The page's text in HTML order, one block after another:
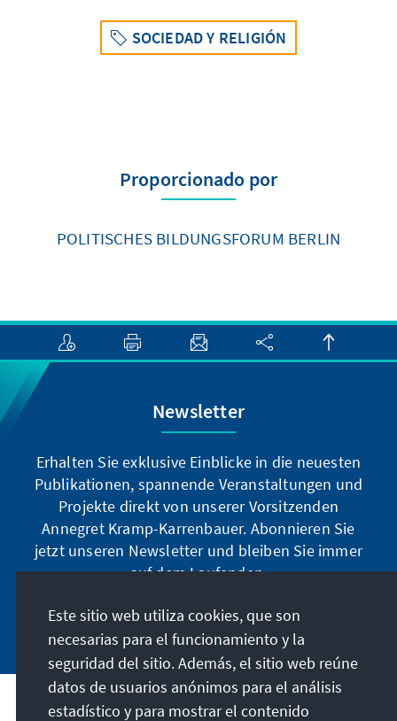
SOCIEDAD Y RELIGIÓN
Proporcionado por
POLITISCHES BILDUNGSFORUM BERLIN
Newsletter
Erhalten Sie exklusive Einblicke in die neuesten
Publikationen, spannende Veranstaltungen und
Projekte direkt von unserer Vorsitzenden
Annegret Kramp-Karrenbauer. Abonnieren Sie
jetzt unseren Newsletter und bleiben Sie immer
auf dem Laufenden.
Jetzt abonnieren
Nuestra misión
Este sitio web utiliza cookies, que son
necesarias para el funcionamiento y la
seguridad del sitio. Además, el sitio web reúne
datos de usuarios anónimos para el análisis
estadístico y para mostrar el contenido